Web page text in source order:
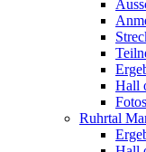
Hall
Fotos
Ruhrtal